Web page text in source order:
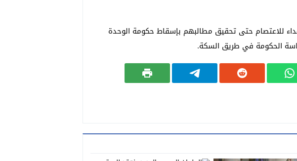
للاعتصام حتى تحقيق مطالبهم بإسقاط ⁧‫حكومة الوحدة
الحكومة في طريق السكة.